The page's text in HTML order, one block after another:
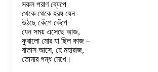
সকল পরাণ ব্যেপে
থেকে থেকে হরষ যেন
উঠছে কেঁপে কেঁপে
যেন সময় এসেছে আজ,
ফুরালো মোর যা ছিল কাজ –
বাতাস আসে, হে মহারাজ,
তোমার গন্ধ মেখে।